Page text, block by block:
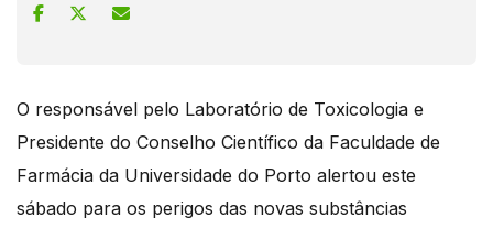
O responsável pelo Laboratório de Toxicologia e
Presidente do Conselho Científico da Faculdade de
Farmácia da Universidade do Porto alertou este
sábado para os perigos das novas substâncias